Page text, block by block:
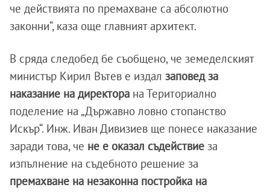
че действията по премахване са абсолютно
законни“, каза още главният архитект.
В сряда следобед бе съобщено, че земеделският
министър Кирил Вътев е издал заповед за
наказание на директора на Териториално
поделение на „Държавно ловно стопанство
Искър“. Инж. Иван Дивизиев ще понесе наказание
заради това, че не е оказал съдействие за
изпълнение на съдебното решение за
премахване на незаконна постройка на